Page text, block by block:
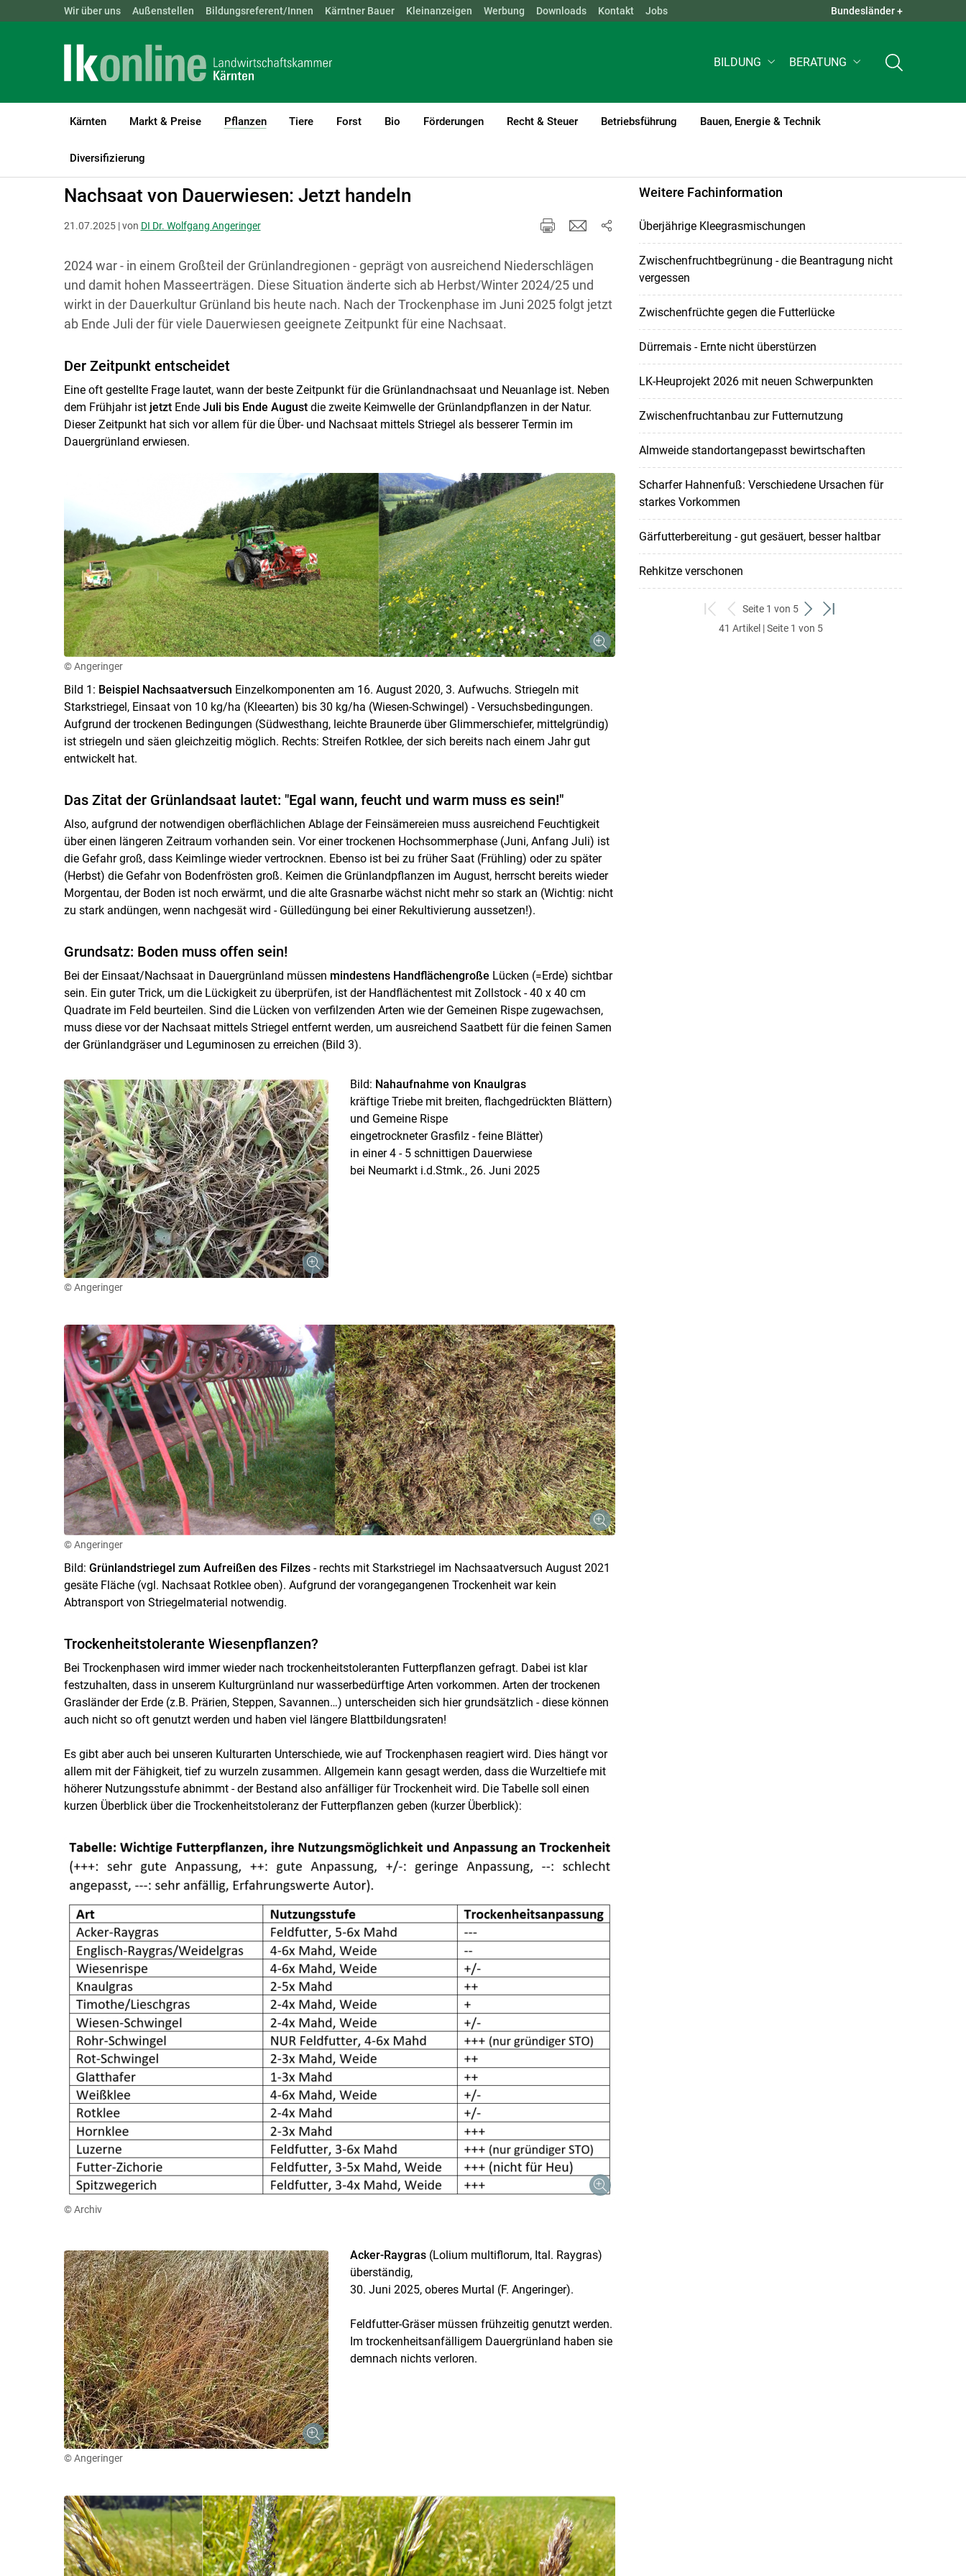
Skip to main content
Landwirtschaftskammern: ÖSTERREICH BGLD KTN NÖ OÖ SBG STMK TIROL VBG WIEN QUICK LINKS +
Wir über uns Außenstellen Bildungsreferent/Innen Kärntner Bauer Kleinanzeigen Werbung Downloads Kontakt Jobs Bundesländer +
BILDUNG BERATUNG
Kärnten Markt & Preise Pflanzen
(current)1
Tiere Forst Bio Förderungen Recht & Steuer Betriebsführung Bauen, Energie & Technik
Diversifizierung
LK Kärnten Pflanzen
Nachsaat von Dauerwiesen: Jetzt handeln
21.07.2025 | von DI Dr. Wolfgang Angeringer
2024 war - in einem Großteil der Grünlandregionen - geprägt von ausreichend Niederschlägen
und damit hohen Masseerträgen. Diese Situation änderte sich ab Herbst/Winter 2024/25 und
wirkt in der Dauerkultur Grünland bis heute nach. Nach der Trockenphase im Juni 2025 folgt jetzt
ab Ende Juli der für viele Dauerwiesen geeignete Zeitpunkt für eine Nachsaat.
Der Zeitpunkt entscheidet
Eine oft gestellte Frage lautet, wann der beste Zeitpunkt für die Grünlandnachsaat und Neuanlage ist. Neben
dem Frühjahr ist jetztEnde Juli bis Ende Augustdie zweite Keimwelle der Grünlandpflanzen in der Natur.
Dieser Zeitpunkt hat sich vor allem für die Über- und Nachsaat mittels Striegel als besserer Termin im
Dauergrünland erwiesen.
© Angeringer
Bild 1: Beispiel Nachsaatversuch Einzelkomponenten am 16. August 2020, 3. Aufwuchs. Striegeln mit
Starkstriegel, Einsaat von 10 kg/ha (Kleearten) bis 30 kg/ha (Wiesen-Schwingel) - Versuchsbedingungen.
Aufgrund der trockenen Bedingungen (Südwesthang, leichte Braunerde über Glimmerschiefer, mittelgründig)
ist striegeln und säen gleichzeitig möglich. Rechts: Streifen Rotklee, der sich bereits nach einem Jahr gut
entwickelt hat.
Das Zitat der Grünlandsaat lautet: "Egal wann, feucht und warm muss es sein!"
Also, aufgrund der notwendigen oberflächlichen Ablage der Feinsämereien muss ausreichend Feuchtigkeit
über einen längeren Zeitraum vorhanden sein. Vor einer trockenen Hochsommerphase (Juni, Anfang Juli) ist
die Gefahr groß, dass Keimlinge wieder vertrocknen. Ebenso ist bei zu früher Saat (Frühling) oder zu später
(Herbst) die Gefahr von Bodenfrösten groß. Keimen die Grünlandpflanzen im August, herrscht bereits wieder
Morgentau, der Boden ist noch erwärmt, und die alte Grasnarbe wächst nicht mehr so stark an (Wichtig: nicht
zu stark andüngen, wenn nachgesät wird - Gülledüngung bei einer Rekultivierung aussetzen!).
Grundsatz: Boden muss offen sein!
Bei der Einsaat/Nachsaat in Dauergrünland müssen mindestens Handflächengroße Lücken (=Erde) sichtbar
sein. Ein guter Trick, um die Lückigkeit zu überprüfen, ist der Handflächentest mit Zollstock - 40 x 40 cm
Quadrate im Feld beurteilen. Sind die Lücken von verfilzenden Arten wie der Gemeinen Rispe zugewachsen,
muss diese vor der Nachsaat mittels Striegel entfernt werden, um ausreichend Saatbett für die feinen Samen
der Grünlandgräser und Leguminosen zu erreichen (Bild 3).
© Angeringer
Bild: Nahaufnahme von Knaulgras
kräftige Triebe mit breiten, flachgedrückten Blättern)
und Gemeine Rispe
eingetrockneter Grasfilz - feine Blätter)
in einer 4 - 5 schnittigen Dauerwiese
bei Neumarkt i.d.Stmk., 26. Juni 2025
© Angeringer
Bild: Grünlandstriegel zum Aufreißen des Filzes - rechts mit Starkstriegel im Nachsaatversuch August 2021
gesäte Fläche (vgl. Nachsaat Rotklee oben). Aufgrund der vorangegangenen Trockenheit war kein
Abtransport von Striegelmaterial notwendig.
Trockenheitstolerante Wiesenpflanzen?
Bei Trockenphasen wird immer wieder nach trockenheitstoleranten Futterpflanzen gefragt. Dabei ist klar
festzuhalten, dass in unserem Kulturgrünland nur wasserbedürftige Arten vorkommen. Arten der trockenen
Grasländer der Erde (z.B. Prärien, Steppen, Savannen…) unterscheiden sich hier grundsätzlich - diese können
auch nicht so oft genutzt werden und haben viel längere Blattbildungsraten!
Es gibt aber auch bei unseren Kulturarten Unterschiede, wie auf Trockenphasen reagiert wird. Dies hängt vor
allem mit der Fähigkeit, tief zu wurzeln zusammen. Allgemein kann gesagt werden, dass die Wurzeltiefe mit
höherer Nutzungsstufe abnimmt - der Bestand also anfälliger für Trockenheit wird. Die Tabelle soll einen
kurzen Überblick über die Trockenheitstoleranz der Futterpflanzen geben (kurzer Überblick):
© Archiv
© Angeringer
Acker-Raygras (Lolium multiflorum, Ital. Raygras)
überständig,
30. Juni 2025, oberes Murtal (F. Angeringer).
Feldfutter-Gräser müssen frühzeitig genutzt werden.
Im trockenheitsanfälligem Dauergrünland haben sie
demnach nichts verloren.
Weitere Fachinformation
Überjährige Kleegrasmischungen
Zwischenfruchtbegrünung - die Beantragung nicht
vergessen
Zwischenfrüchte gegen die Futterlücke
Dürremais - Ernte nicht überstürzen
LK-Heuprojekt 2026 mit neuen Schwerpunkten
Zwischenfruchtanbau zur Futternutzung
Almweide standortangepasst bewirtschaften
Scharfer Hahnenfuß: Verschiedene Ursachen für
starkes Vorkommen
Gärfutterbereitung - gut gesäuert, besser haltbar
Rehkitze verschonen
zum
ersten
zurück
zum
Seite 1 von 5
weiter
zum
zum
41 Artikel | Seite 1 von 5